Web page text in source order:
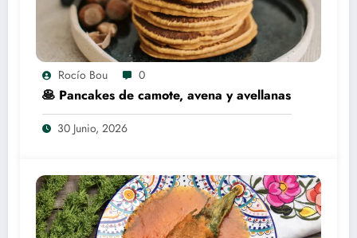
Rocío Bou 0
🥞 Pancakes de camote, avena y avellanas
30 Junio, 2026